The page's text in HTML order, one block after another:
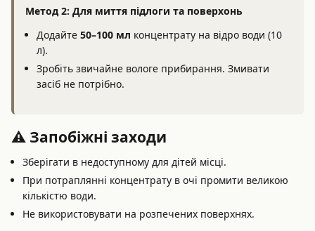
Метод 2: Для миття підлоги та поверхонь
Додайте 50–100 мл концентрату на відро води (10
л).
Зробіть звичайне вологе прибирання. Змивати
засіб не потрібно.
⚠️ Запобіжні заходи
Зберігати в недоступному для дітей місці.
При потраплянні концентрату в очі промити великою
кількістю води.
Не використовувати на розпечених поверхнях.